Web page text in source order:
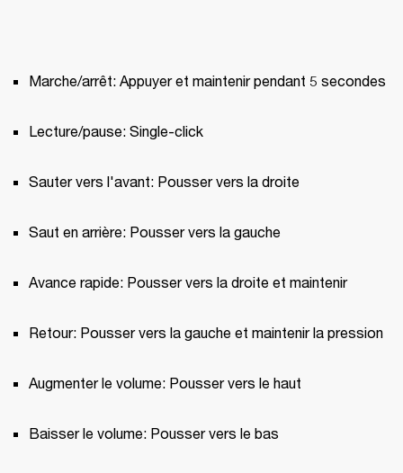
Marche/arrêt: Appuyer et maintenir pendant 5 secondes
Lecture/pause: Single-click
Sauter vers l'avant: Pousser vers la droite
Saut en arrière: Pousser vers la gauche
Avance rapide: Pousser vers la droite et maintenir
Retour: Pousser vers la gauche et maintenir la pression
Augmenter le volume: Pousser vers le haut
Baisser le volume: Pousser vers le bas